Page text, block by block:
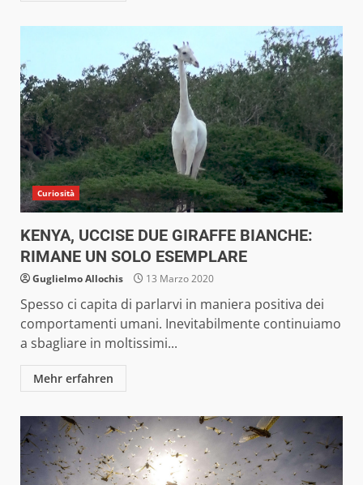
Curiosità
KENYA, UCCISE DUE GIRAFFE BIANCHE:
RIMANE UN SOLO ESEMPLARE
Guglielmo Allochis 13 Marzo 2020
Spesso ci capita di parlarvi in maniera positiva dei
comportamenti umani. Inevitabilmente continuiamo
a sbagliare in moltissimi...
Mehr erfahren